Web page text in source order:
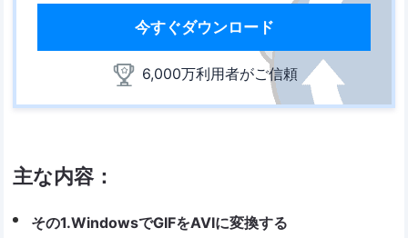
今すぐダウンロード
6,000万利用者がご信頼
主な内容：
その1.WindowsでGIFをAVIに変換する